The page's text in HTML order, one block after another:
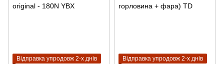
Відправка упродовж 2-х днів Відправка упродовж 2-х днів